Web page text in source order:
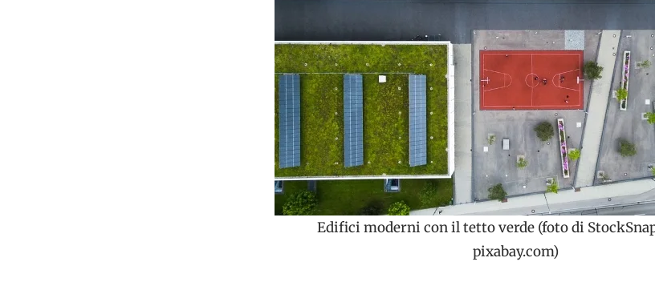
Edifici moderni con il tetto verde (foto di
pixabay.com)